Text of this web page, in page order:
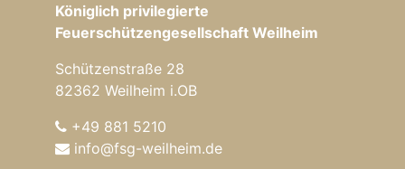
Königlich privilegierte
Feuerschützengesellschaft Weilheim
Schützenstraße 28
82362 Weilheim i.OB
+49 881 5210
info@fsg-weilheim.de